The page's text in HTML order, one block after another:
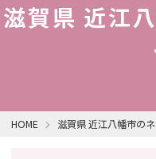
滋賀県 近江
HOME 滋賀県 近江八幡市の